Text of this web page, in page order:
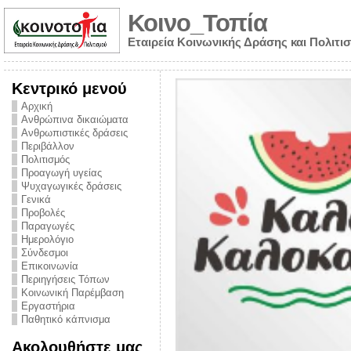
Κοινο_Τοπία
Εταιρεία Κοινωνικής Δράσης και
Κεντρικό μενού
Αρχική
Ανθρώπινα δικαιώματα
Ανθρωπιστικές δράσεις
Περιβάλλον
Πολιτισμός
Προαγωγή υγείας
Ψυχαγωγικές δράσεις
Γενικά
Προβολές
Παραγωγές
Ημερολόγιο
Σύνδεσμοι
Επικοινωνία
Περιηγήσεις Τόπων
Κοινωνική Παρέμβαση
Εργαστήρια
Παθητικό κάπνισμα
Ακολουθήστε μας
από την
την ημέρα
και
στο